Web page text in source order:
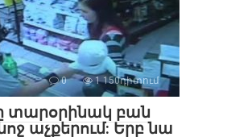
0 1 150դիտում
տարօրինակ բան
աչքերում: Երբ նա